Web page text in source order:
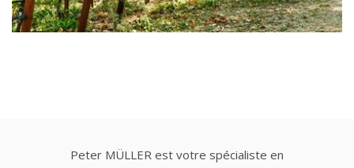
Peter MÜLLER est votre spécialiste en